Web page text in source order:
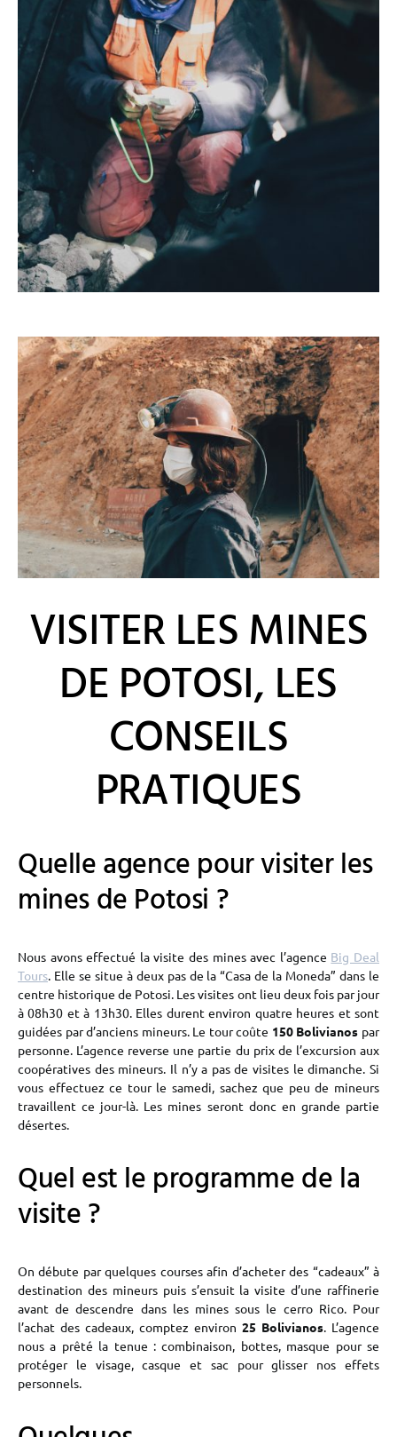
VISITER LES MINES
DE POTOSI, LES
CONSEILS
PRATIQUES
Quelle agence pour visiter les
mines de Potosi ?
Nous avons effectué la visite des mines avec l’agence Big Deal
Tours. Elle se situe à deux pas de la “Casa de la Moneda” dans le
centre historique de Potosi. Les visites ont lieu deux fois par jour
à 08h30 et à 13h30. Elles durent environ quatre heures et sont
guidées par d’anciens mineurs. Le tour coûte 150 Bolivianos par
personne. L’agence reverse une partie du prix de l’excursion aux
coopératives des mineurs. Il n’y a pas de visites le dimanche. Si
vous effectuez ce tour le samedi, sachez que peu de mineurs
travaillent ce jour-là. Les mines seront donc en grande partie
désertes.
Quel est le programme de la
visite ?
On débute par quelques courses afin d’acheter des “cadeaux” à
destination des mineurs puis s’ensuit la visite d’une raffinerie
avant de descendre dans les mines sous le cerro Rico. Pour
l’achat des cadeaux, comptez environ 25 Bolivianos. L’agence
nous a prêté la tenue : combinaison, bottes, masque pour se
protéger le visage, casque et sac pour glisser nos effets
personnels.